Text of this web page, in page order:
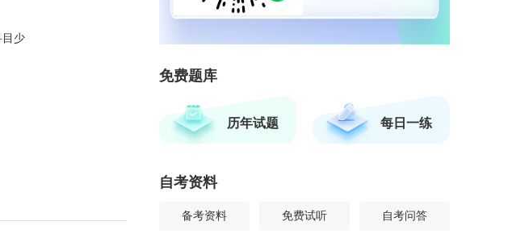
目少
免费题库
历年试题 每日一练
自考资料
备考资料 免费试听 自考问答